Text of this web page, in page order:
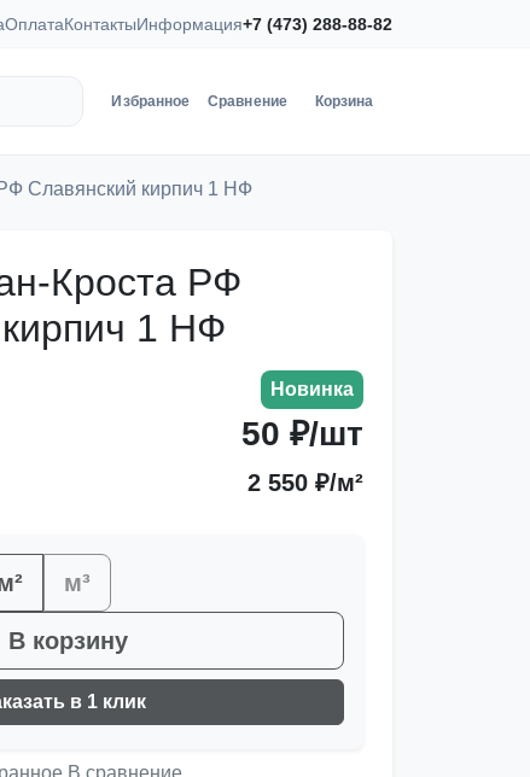
ОплатаКонтактыИнформация+7 (473) 288-88-82
Избранное Сравнение Корзина
Славянский кирпич 1 НФ
Кроста РФ
1 НФ
Новинка
50 ₽/шт
2 550 ₽/м²
м³
В корзину
в 1 клик
В сравнение